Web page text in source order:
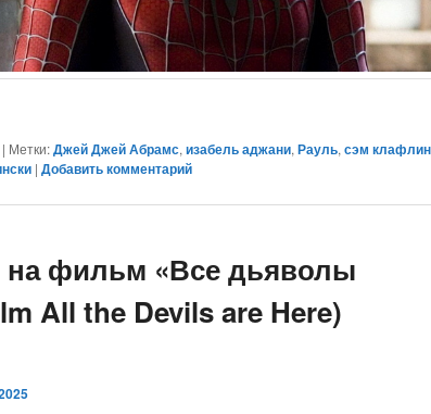
| Метки: Джей Джей Абрамс,изабель аджани,Рауль,сэм клафлин
|Добавить комментарий
на фильм «Все дьяволы
All the Devils are Here)